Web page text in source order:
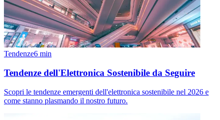
Tendenze6 min
Tendenze dell'Elettronica Sostenibile da Seguire
Scopri le tendenze emergenti dell'elettronica sostenibile nel 2026 e
come stanno plasmando il nostro futuro.